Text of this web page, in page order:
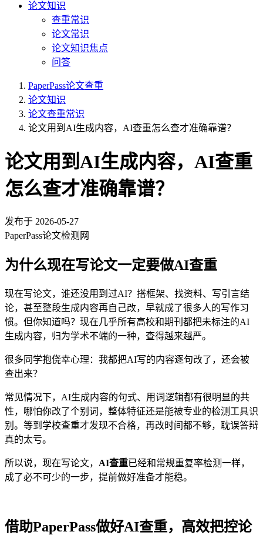
论文知识
查重常识
论文常识
论文知识焦点
问答
PaperPass论文查重
论文知识
论文查重常识
论文用到AI生成内容，AI查重怎么查才准确靠谱？
论文用到AI生成内容，AI查重
怎么查才准确靠谱？
发布于 2026-05-27
PaperPass论文检测网
为什么现在写论文一定要做AI查重
现在写论文，谁还没用到过AI？搭框架、找资料、写引言结
论，甚至整段生成内容再自己改，早就成了很多人的写作习
惯。但你知道吗？现在几乎所有高校和期刊都把未标注的AI
生成内容，归为学术不端的一种，查得越来越严。
很多同学抱侥幸心理：我都把AI写的内容逐句改了，还会被
查出来？
常见情况下，AI生成内容的句式、用词逻辑都有很明显的共
性，哪怕你改了个别词，整体特征还是能被专业的检测工具识
别。等到学校查重才发现不合格，再改时间都不够，耽误答辩
真的太亏。
所以说，现在写论文， AI查重已经和常规重复率检测一样，
成了必不可少的一步，提前做好准备才能稳。
借助PaperPass做好AI查重，高效把控论